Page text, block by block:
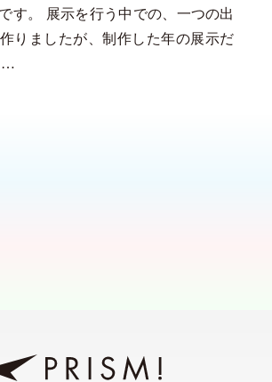
す。 展示を行う中での、一つの出
りましたが、制作した年の展示だ
…